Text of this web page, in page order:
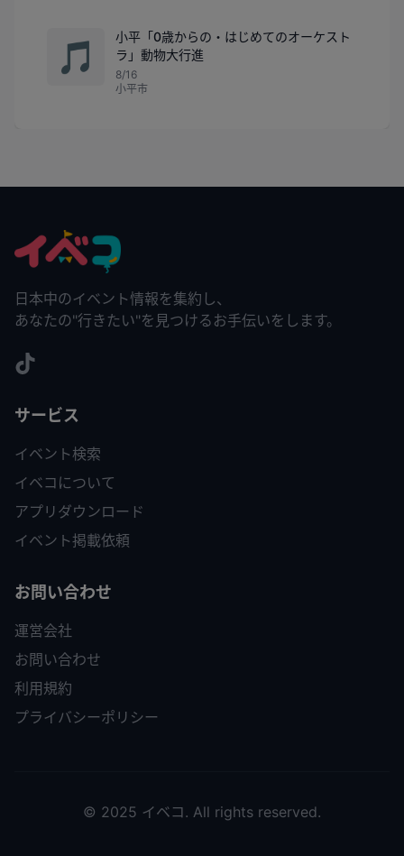
🎵
小平「0歳からの・はじめてのオーケスト
ラ」動物大行進
8/16
小平市
日本中のイベント情報を集約し、
あなたの"行きたい"を見つけるお手伝いをします。
サービス
イベント検索
イベコについて
アプリダウンロード
イベント掲載依頼
お問い合わせ
運営会社
お問い合わせ
利用規約
プライバシーポリシー
© 2025 イベコ. All rights reserved.